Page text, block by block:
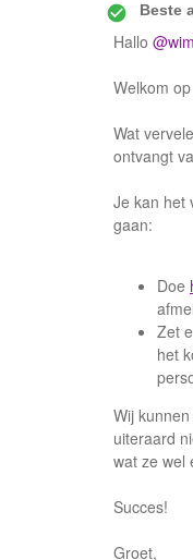
Beste
Hallo
Welkom
Wat
ontvangt
Je kan het
gaan:
Doe
Zet
het
Wij
uiteraard
wat ze wel
Succes!
Groet,